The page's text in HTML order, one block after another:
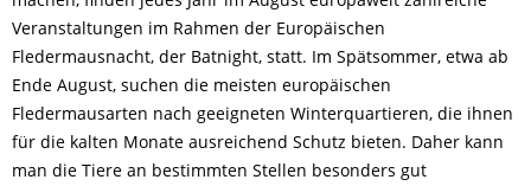
Veranstaltungen im Rahmen der Europäischen
Fledermausnacht, der Batnight, statt. Im Spätsommer, etwa ab
Ende August, suchen die meisten europäischen
Fledermausarten nach geeigneten Winterquartieren, die ihnen
für die kalten Monate ausreichend Schutz bieten. Daher kann
man die Tiere an bestimmten Stellen besonders gut